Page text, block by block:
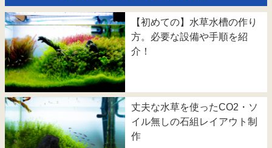
【初めての】水草水槽の作り
方。必要な設備や手順を紹
介！
丈夫な水草を使ったCO2・ソ
イル無しの石組レイアウト制
作